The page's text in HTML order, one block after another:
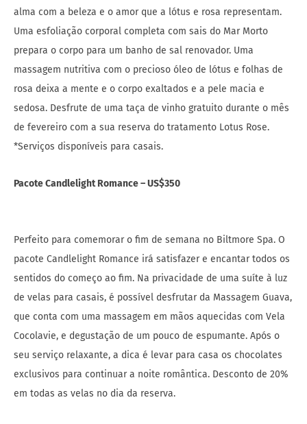
alma com a beleza e o amor que a lótus e rosa representam.
Uma esfoliação corporal completa com sais do Mar Morto
prepara o corpo para um banho de sal renovador. Uma
massagem nutritiva com o precioso óleo de lótus e folhas de
rosa deixa a mente e o corpo exaltados e a pele macia e
sedosa. Desfrute de uma taça de vinho gratuito durante o mês
de fevereiro com a sua reserva do tratamento Lotus Rose.
*Serviços disponíveis para casais.
Pacote Candlelight Romance – US$350
Perfeito para comemorar o fim de semana no Biltmore Spa. O
pacote Candlelight Romance irá satisfazer e encantar todos os
sentidos do começo ao fim. Na privacidade de uma suíte à luz
de velas para casais, é possível desfrutar da Massagem Guava,
que conta com uma massagem em mãos aquecidas com Vela
Cocolavie, e degustação de um pouco de espumante. Após o
seu serviço relaxante, a dica é levar para casa os chocolates
exclusivos para continuar a noite romântica. Desconto de 20%
em todas as velas no dia da reserva.